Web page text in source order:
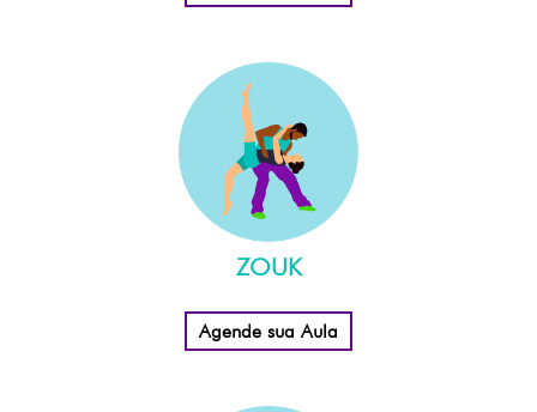
ZOUK
Agende sua Aula